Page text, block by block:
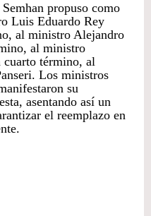
propuso como
Luis Eduardo Rey
al ministro Alejandro
al ministro
cuarto término, al
Los ministros
su
asentando así un
el reemplazo en